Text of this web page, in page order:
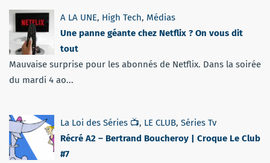
A LA UNE, High Tech, Médias
Une panne géante chez Netflix ? On vous dit
tout
Mauvaise surprise pour les abonnés de Netflix. Dans la soirée
du mardi 4 ao...
La Loi des Séries 📺, LE CLUB, Séries Tv
Récré A2 – Bertrand Boucheroy | Croque Le Club
#7